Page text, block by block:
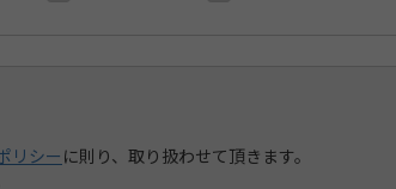
リシーに則り、取り扱わせて頂きます。